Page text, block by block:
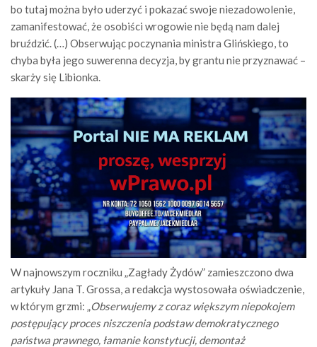
bo tutaj można było uderzyć i pokazać swoje niezadowolenie,
zamanifestować, że osobiści wrogowie nie będą nam dalej
bruździć. (…) Obserwując poczynania ministra Glińskiego, to
chyba była jego suwerenna decyzja, by grantu nie przyznawać –
skarży się Libionka.
W najnowszym roczniku „Zagłady Żydów” zamieszczono dwa
artykuły Jana T. Grossa, a redakcja wystosowała oświadczenie,
w którym grzmi: „Obserwujemy z coraz większym niepokojem
postępujący proces niszczenia podstaw demokratycznego
państwa prawnego, łamanie konstytucji, demontaż